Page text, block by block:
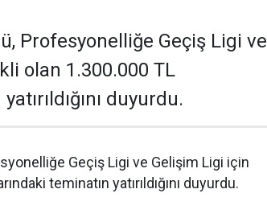
Profesyonelliğe Geçiş Ligi ve
olan 1.300.000 TL
duyurdu.
Geçiş Ligi ve Gelişim Ligi için
teminatın yatırıldığını duyurdu.